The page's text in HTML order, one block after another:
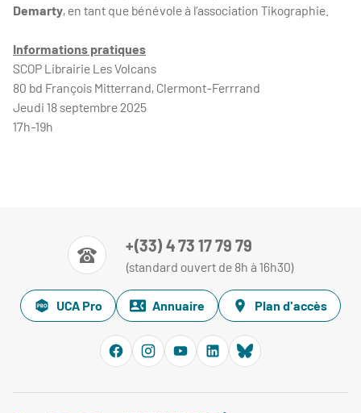
Demarty, en tant que bénévole à l’association Tikographie.
Informations pratiques
SCOP Librairie Les Volcans
80 bd François Mitterrand, Clermont-Ferrrand
Jeudi 18 septembre 2025
17h-19h
+(33) 4 73 17 79 79
(standard ouvert de 8h à 16h30)
UCA Pro Annuaire Plan d'accès